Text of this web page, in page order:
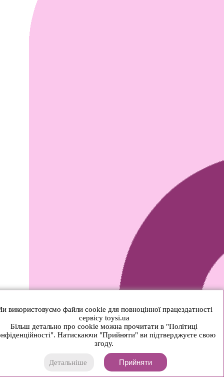
використовуємо файли cookie для повноцінної працездатності
сервісу toysi.ua
Більш детально про cookie можна прочитати в "Політиці
Натискаючи "Прийняти" ви підтверджуєте свою
згоду.
Детальніше Прийняти